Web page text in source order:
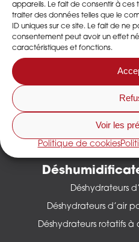
appareils. Le fait de consentir à
traiter des données telles que le
ID uniques sur ce site. Le fait de ne
consentement peut avoir un effet
caractéristiques et fonctions.
Voir les
Politique de cookies
Entreprise certifiée ISO
management de
Qui
Nous
Déshydrateurs
Déshydrateurs d’air
Déshydrateurs rotatifs